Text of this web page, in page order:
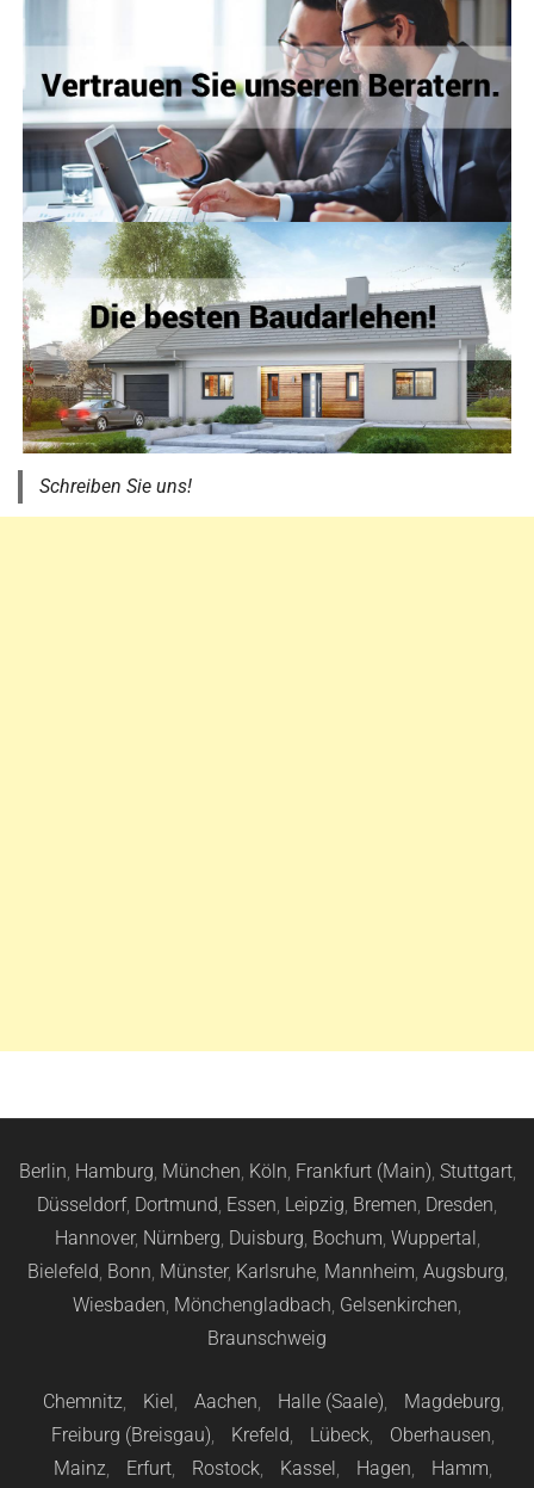
Schreiben Sie uns!
Berlin, Hamburg, München, Köln, Frankfurt (Main), Stuttgart,
Düsseldorf, Dortmund, Essen, Leipzig, Bremen, Dresden,
Hannover, Nürnberg, Duisburg, Bochum, Wuppertal,
Bielefeld, Bonn, Münster, Karlsruhe, Mannheim, Augsburg,
Wiesbaden, Mönchengladbach, Gelsenkirchen,
Braunschweig
Chemnitz, Kiel, Aachen, Halle (Saale), Magdeburg,
Freiburg (Breisgau), Krefeld, Lübeck, Oberhausen,
Mainz, Erfurt, Rostock, Kassel, Hagen, Hamm,